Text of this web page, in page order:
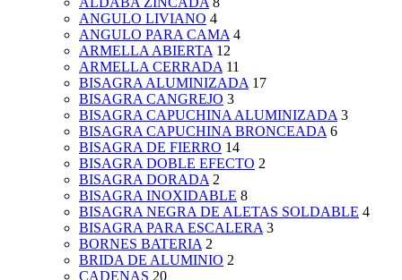
ANGULO LIVIANO 4
ANGULO PARA CAMA 4
ARMELLA ABIERTA 12
ARMELLA CERRADA 11
BISAGRA ALUMINIZADA 17
BISAGRA CANGREJO 3
BISAGRA CAPUCHINA ALUMINIZADA 3
BISAGRA CAPUCHINA BRONCEADA 6
BISAGRA DE FIERRO 14
BISAGRA DOBLE EFECTO 2
BISAGRA DORADA 2
BISAGRA INOXIDABLE 8
BISAGRA NEGRA DE ALETAS SOLDABLE 4
BISAGRA PARA ESCALERA 3
BORNES BATERIA 2
BRIDA DE ALUMINIO 2
CADENAS 20